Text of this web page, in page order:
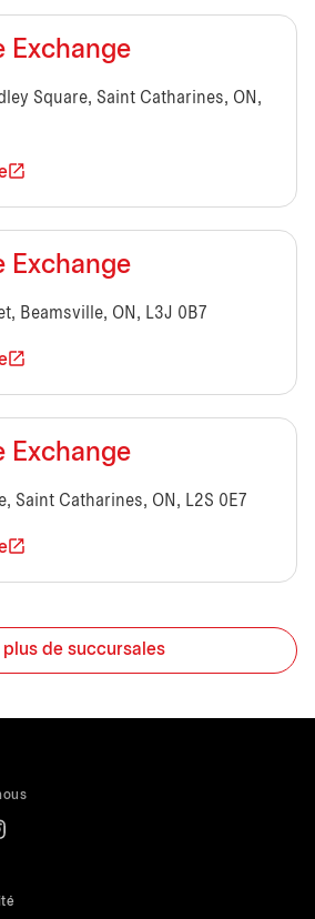
Exchange
Square, Saint Catharines, ON,
Exchange
Beamsville, ON, L3J 0B7
Exchange
Saint Catharines, ON, L2S 0E7
plus de succursales